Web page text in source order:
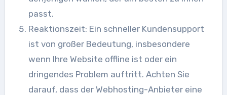
passt.
Reaktionszeit: Ein schneller Kundensupport
ist von großer Bedeutung, insbesondere
wenn Ihre Website offline ist oder ein
dringendes Problem auftritt. Achten Sie
darauf, dass der Webhosting-Anbieter eine